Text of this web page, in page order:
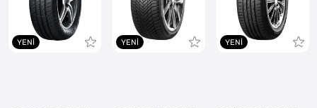
YENI YENI YENI